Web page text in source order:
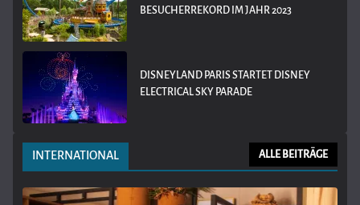
BESUCHERREKORD IM JAHR 2023
DISNEYLAND PARIS STARTET DISNEY
ELECTRICAL SKY PARADE
INTERNATIONAL ALLE BEITRÄGE